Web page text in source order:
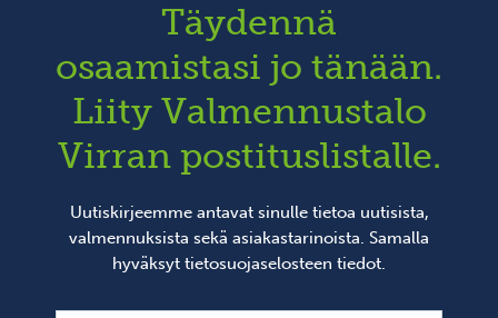
Täydennä
osaamistasi jo tänään.
Liity Valmennustalo
Virran postituslistalle.
Uutiskirjeemme antavat sinulle tietoa uutisista,
valmennuksista sekä asiakastarinoista. Samalla
hyväksyt tietosuojaselosteen tiedot.